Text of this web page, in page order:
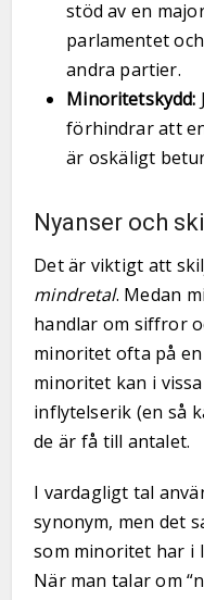
stöd av en
parlamentet
andra partier.
Minoritetskydd:
förhindrar att
är oskäligt
Nyanser och
Det är viktigt att
mindretal. Medan
handlar om siffror
minoritet ofta på
minoritet kan i
inflytelserik (en så
de är få till antalet.
I vardagligt tal
synonym, men det
som minoritet har i
När man talar om